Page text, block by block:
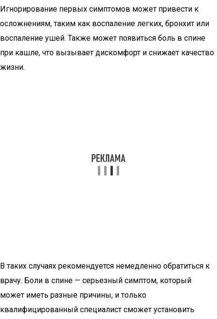
Игнорирование первых симптомов может привести к
осложнениям, таким как воспаление легких, бронхит или
воспаление ушей. Также может появиться боль в спине
при кашле, что вызывает дискомфорт и снижает качество
жизни.
В таких случаях рекомендуется немедленно обратиться к
врачу. Боли в спине — серьезный симптом, который
может иметь разные причины, и только
квалифицированный специалист сможет установить